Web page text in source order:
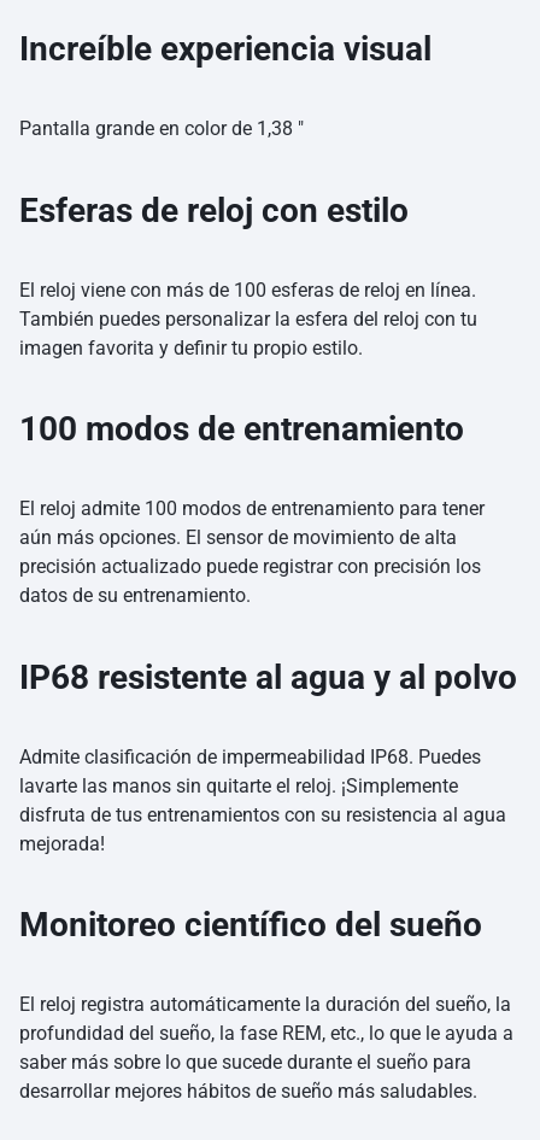
Increíble experiencia visual
Pantalla grande en color de 1,38 ″
Esferas de reloj con estilo
El reloj viene con más de 100 esferas de reloj en línea.
También puedes personalizar la esfera del reloj con tu
imagen favorita y definir tu propio estilo.
100 modos de entrenamiento
El reloj admite 100 modos de entrenamiento para tener
aún más opciones. El sensor de movimiento de alta
precisión actualizado puede registrar con precisión los
datos de su entrenamiento.
IP68 resistente al agua y al polvo
Admite clasificación de impermeabilidad IP68. Puedes
lavarte las manos sin quitarte el reloj. ¡Simplemente
disfruta de tus entrenamientos con su resistencia al agua
mejorada!
Monitoreo científico del sueño
El reloj registra automáticamente la duración del sueño, la
profundidad del sueño, la fase REM, etc., lo que le ayuda a
saber más sobre lo que sucede durante el sueño para
desarrollar mejores hábitos de sueño más saludables.